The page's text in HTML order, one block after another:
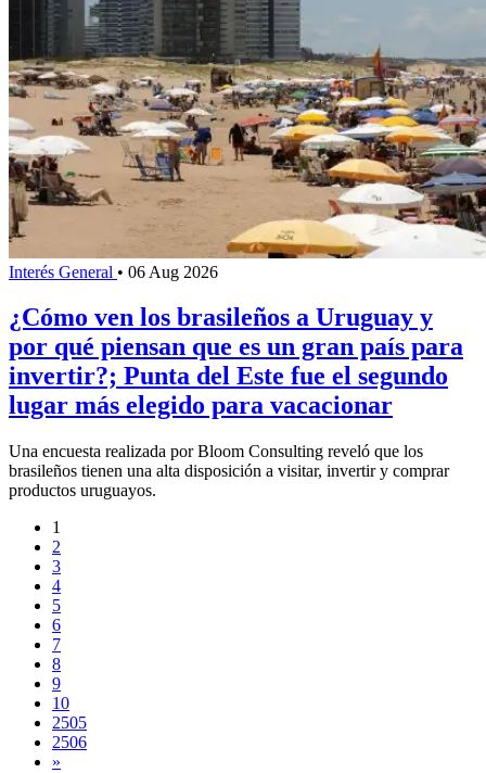
Interés General • 06 Aug 2026
¿Cómo ven los brasileños a Uruguay y
por qué piensan que es un gran país para
invertir?; Punta del Este fue el segundo
lugar más elegido para vacacionar
Una encuesta realizada por Bloom Consulting reveló que los
brasileños tienen una alta disposición a visitar, invertir y comprar
productos uruguayos.
1
2
3
4
5
6
7
8
9
10
2505
2506
»